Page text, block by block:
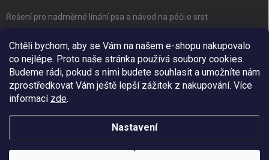
Chtěli bychom, aby se Vám na našem e-shopu nakupovalo
co nejlépe. Proto naše stránka používá soubory cookies.
Budeme rádi, pokud s nimi budete souhlasit a umožníte nám
zprostředkovat Vám ještě lepší zážitek z nakupování. Více
informací zde.
Nastavení
Řešení pro nadměrné línání psa a návod na péči o srst
Top 6 značek pro domácí mazlíčky za skvělé ceny
Copyright 2026Grenze Markt Online. Všechna práva vyhrazena.Upravit